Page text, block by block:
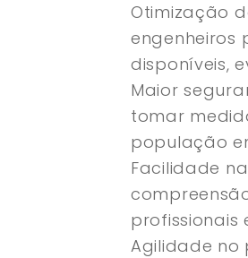
Otimização
engenheiros
disponíveis,
Maior
tomar
população
Facilidade
profissionais
Agilidade no